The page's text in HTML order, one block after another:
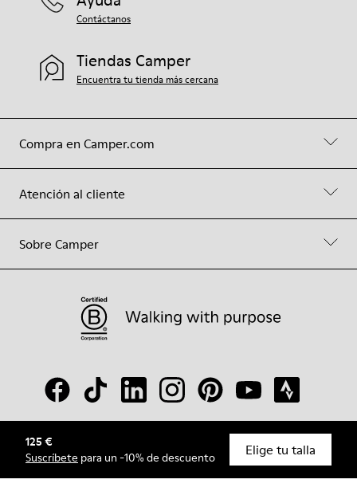
125 €
Suscríbete para un -10% de descuento Elige tu talla
Compra en Camper.com
Atención al cliente
Sobre Camper
Contáctanos
Tiendas Camper
Encuentra tu tienda más cercana
© Camper, 2026